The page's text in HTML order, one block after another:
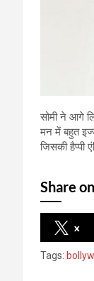
सोमी ने आगे
मन में बहुत
जिसकी हैप्पी
Share
x
Tags: